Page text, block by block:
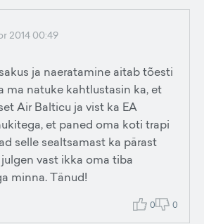
2014 00:49
ja naeratamine aitab tõesti
ma natuke kahtlustasin ka, et
Air Balticu ja vist ka EA
et paned oma koti trapi
selle sealtsamast ka pärast
vast ikka oma tiba
minna. Tänud!
0 0